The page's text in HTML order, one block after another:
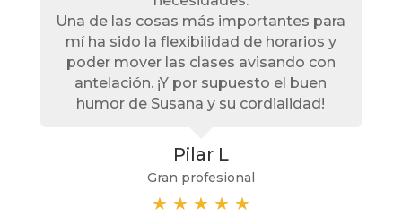
Una de las cosas más importantes para
mí ha sido la flexibilidad de horarios y
poder mover las clases avisando con
antelación. ¡Y por supuesto el buen
humor de Susana y su cordialidad!
Pilar L
Gran profesional
★ ★ ★ ★ ★